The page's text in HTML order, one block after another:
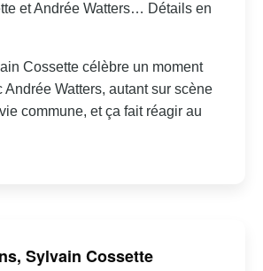
et Andrée Watters… Détails en
Cossette célèbre un moment
Andrée Watters, autant sur scène
commune, et ça fait réagir au
Sylvain Cossette